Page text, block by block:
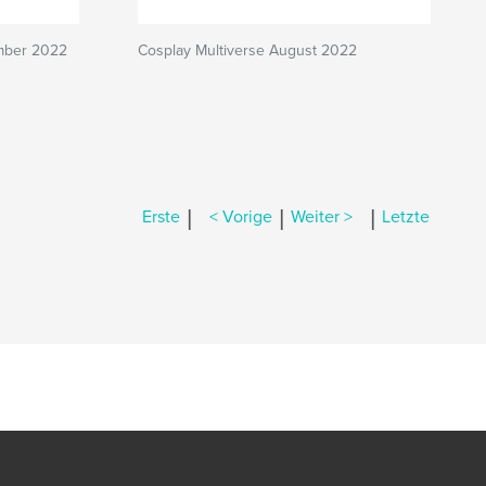
2022 Cosplay Multiverse August 2022
Erste | < Vorige | Weiter > | Letzte